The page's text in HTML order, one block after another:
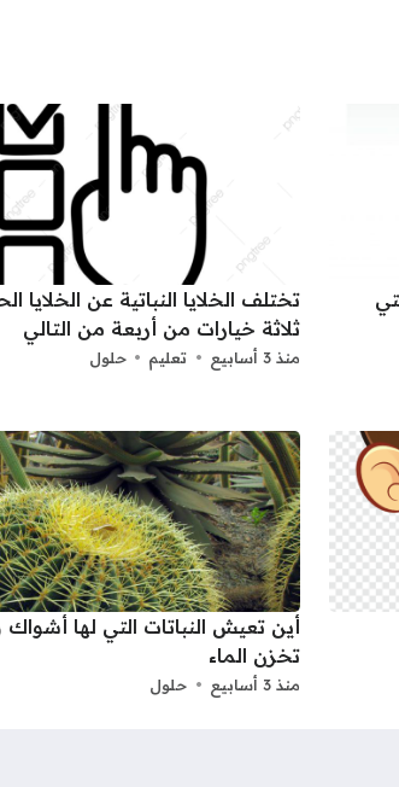
تختلف الخلايا النباتية عن الخلايا
ثلاثة خيارات من أربعة من التالي
منذ 3 أسابيع تعليم حلول
أين تعيش النباتات التي لها أشواك
تخزن الماء
منذ 3 أسابيع حلول